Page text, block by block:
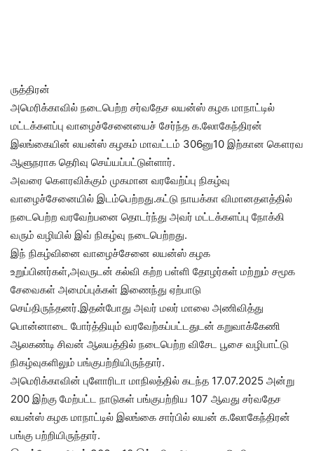
ருத்திரன்
அமெரிக்காவில் நடைபெற்ற சர்வதேச லயன்ஸ் கழக மாநாட்டில்
மட்டக்களப்பு வாழைச்சேனையைச் சேர்ந்த க.லோகேந்திரன்
இலங்கையின் லயன்ஸ் கழகம் மாவட்டம் 306னு10 இற்கான கௌரவ
ஆளுநராக தெரிவு செய்யப்பட்டுள்ளார்.
அவரை கௌரவிக்கும் முகமான வரவேற்ப்பு நிகழ்வு
வாழைச்சேனையில் இடம்பெற்றது.கட்டு நாயக்கா விமானதளத்தில்
நடைபெற்ற வரவேற்பனை தொடர்ந்து அவர் மட்டக்களப்பு நோக்கி
வரும் வழியில் இவ் நிகழ்வு நடைபெற்றது.
இந் நிகழ்வினை வாழைச்சேனை லயன்ஸ் கழக
உறுப்பினர்கள்,அவருடன் கல்வி கற்ற பள்ளி தோழர்கள் மற்றும் சமூக
சேவைகள் அமைப்புக்கள் இணைந்து ஏற்பாடு
செய்திருந்தனர்.இதன்போது அவர் மலர் மாலை அணிவித்து
பொன்னாடை போர்த்தியும் வரவேற்கப்பட்டதுடன் கறுவாக்கேணி
ஆலகண்டி சிவன் ஆலயத்தில் நடைபெற்ற விசேட பூசை வழிபாட்டு
நிகழ்வுகளிலும் பங்குபற்றியிருந்தார்.
அமெரிக்காவின் புளோரிடா மாநிலத்தில் கடந்த 17.07.2025 அன்று
200 இற்கு மேற்பட்ட நாடுகள் பங்குபற்றிய 107 ஆவது சர்வதேச
லயன்ஸ் கழக மாநாட்டில் இலங்கை சார்பில் லயன் க.லோகேந்திரன்
பங்கு பற்றியிருந்தார்.